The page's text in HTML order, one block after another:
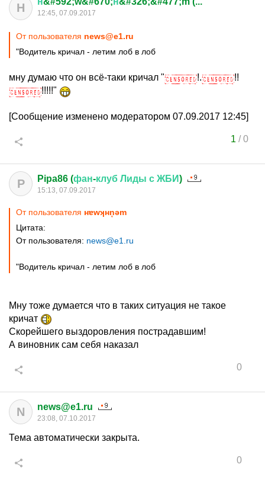
Н 12:45, 07.09.2017
От пользователя news@e1.ru
"Водитель кричал - летим лоб в лоб
мну думаю что он всё-таки кричал " !.
!!
!!!!!"
[Сообщение изменено модератором 07.09.2017 12:45]
1 /0
P Pipa86 (фан-клуб Лиды с ЖБИ)
15:13, 07.09.2017
От пользователя нɐwʞнņǝm
Цитата:
От пользователя: news@e1.ru
"Водитель кричал - летим лоб в лоб
Мну тоже думается что в таких ситуация не такое
кричат
Скорейшего выздоровления пострадавшим!
А виновник сам себя наказал
0
N news@e1.ru
23:08, 07.10.2017
Тема автоматически закрыта.
0